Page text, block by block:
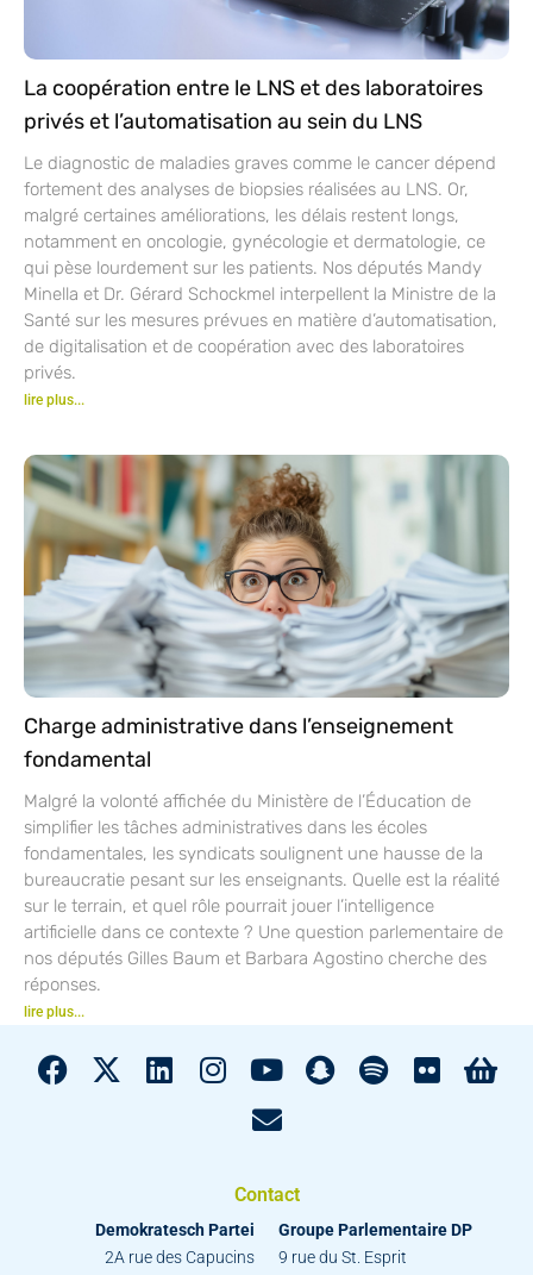
La coopération entre le LNS et des laboratoires
privés et l’automatisation au sein du LNS
Le diagnostic de maladies graves comme le cancer dépend
fortement des analyses de biopsies réalisées au LNS. Or,
malgré certaines améliorations, les délais restent longs,
notamment en oncologie, gynécologie et dermatologie, ce
qui pèse lourdement sur les patients. Nos députés Mandy
Minella et Dr. Gérard Schockmel interpellent la Ministre de la
Santé sur les mesures prévues en matière d’automatisation,
de digitalisation et de coopération avec des laboratoires
privés.
lire plus...
Charge administrative dans l’enseignement
fondamental
Malgré la volonté affichée du Ministère de l’Éducation de
simplifier les tâches administratives dans les écoles
fondamentales, les syndicats soulignent une hausse de la
bureaucratie pesant sur les enseignants. Quelle est la réalité
sur le terrain, et quel rôle pourrait jouer l’intelligence
artificielle dans ce contexte ? Une question parlementaire de
nos députés Gilles Baum et Barbara Agostino cherche des
réponses.
lire plus...
Contact
Demokratesch Partei
2A rue des Capucins
Groupe Parlementaire DP
9 rue du St. Esprit